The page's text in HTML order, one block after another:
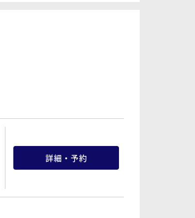
詳細・予約
詳細・予約